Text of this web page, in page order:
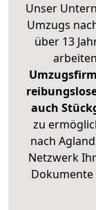
Unser
Umzugs
über 13
auch
zu
nach
Netzwerk